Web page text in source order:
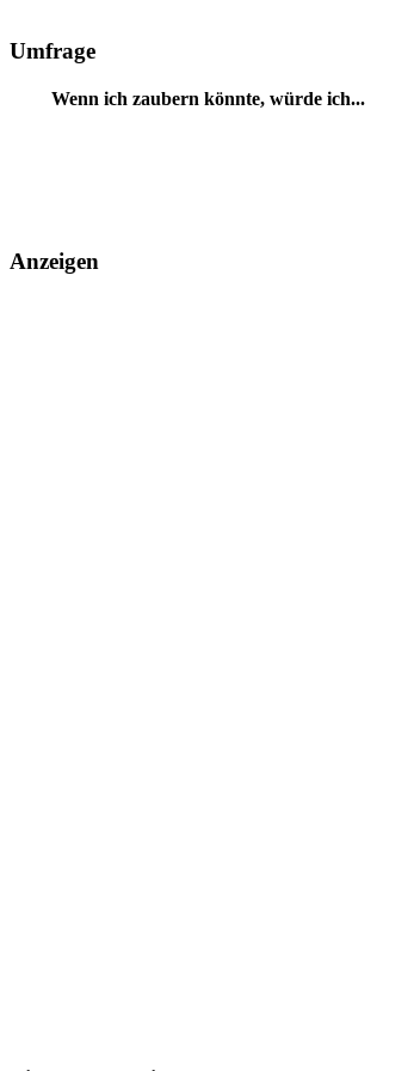
Umfrage
Wenn ich zaubern könnte, würde ich...
Anzeigen